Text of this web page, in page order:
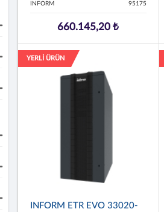
INFORM 95175
660.145,20 ₺
YERLİ ÜRÜN
INFORM ETR EVO 33020-